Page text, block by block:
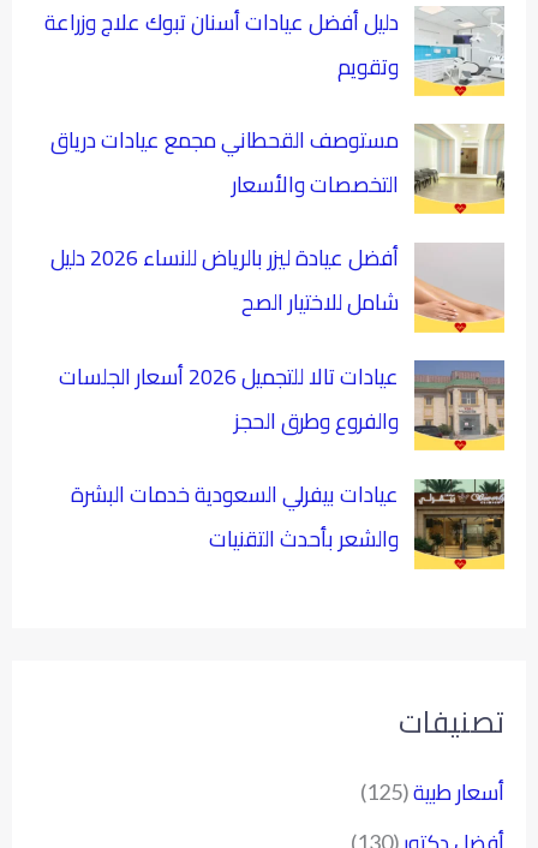
دليل أفضل عيادات أسنان تبوك علاج وزراعة
وتقويم
مستوصف القحطاني مجمع عيادات درياق
التخصصات والأسعار
أفضل عيادة ليزر بالرياض للنساء 2026 دليل
شامل للاختيار الصح
عيادات تالا للتجميل 2026 أسعار الجلسات
والفروع وطرق الحجز
عيادات بيفرلي السعودية خدمات البشرة
والشعر بأحدث التقنيات
تصنيفات
أسعار طبية(125)
(130)